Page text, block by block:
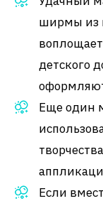
ширмы из
детского
Еще один
Если